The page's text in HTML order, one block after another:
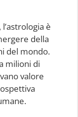
è
della
del mondo.
milioni di
valore